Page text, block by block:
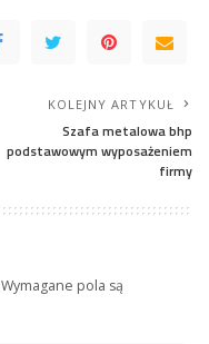
KOLEJNY ARTYKUŁ
Szafa metalowa bhp
podstawowym wyposażeniem
firmy
Wymagane pola są